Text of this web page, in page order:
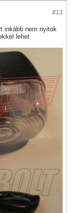
#13
inkább nem nyitok
lehet